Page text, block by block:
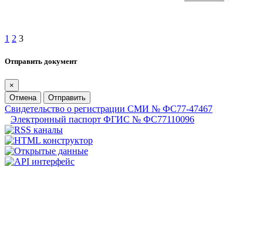
1 2 3
Отправить документ
×
Отмена
Отправить
Свидетельство о регистрации СМИ № ФС77-47467
Электронный паспорт ФГИС № ФС77110096